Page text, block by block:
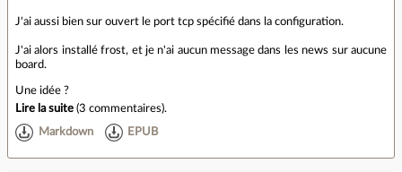
J'ai aussi bien sur ouvert le port tcp spécifié dans la configuration.
J'ai alors installé frost, et je n'ai aucun message dans les news sur aucune
board.
Une idée ?
Lire la suite (3 commentaires).
Markdown EPUB